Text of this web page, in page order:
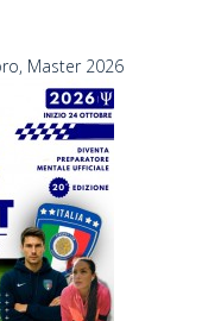
Master 2026